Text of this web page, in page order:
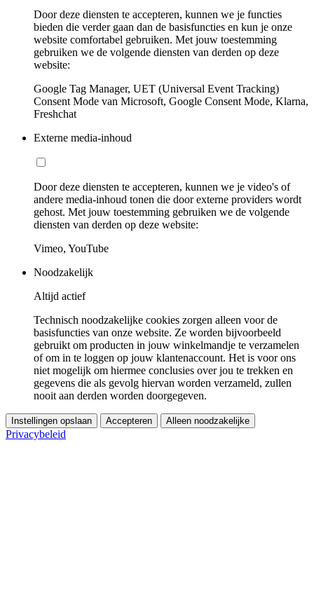
Door deze diensten te accepteren, kunnen we je functies
bieden die verder gaan dan de basisfuncties en kun je onze
website comfortabel gebruiken. Met jouw toestemming
gebruiken we de volgende diensten van derden op deze
website:
Google Tag Manager, UET (Universal Event Tracking)
Consent Mode van Microsoft, Google Consent Mode, Klarna,
Freshchat
Externe media-inhoud
Door deze diensten te accepteren, kunnen we je video's of
andere media-inhoud tonen die door externe providers wordt
gehost. Met jouw toestemming gebruiken we de volgende
diensten van derden op deze website:
Vimeo, YouTube
Noodzakelijk
Altijd actief
Technisch noodzakelijke cookies zorgen alleen voor de
basisfuncties van onze website. Ze worden bijvoorbeeld
gebruikt om producten in jouw winkelmandje te verzamelen
of om in te loggen op jouw klantenaccount. Het is voor ons
niet mogelijk om hiermee conclusies over jou te trekken en
gegevens die als gevolg hiervan worden verzameld, zullen
nooit aan derden worden doorgegeven.
Instellingen opslaan Accepteren Alleen noodzakelijke
Privacybeleid